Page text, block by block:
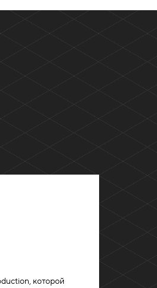
которой